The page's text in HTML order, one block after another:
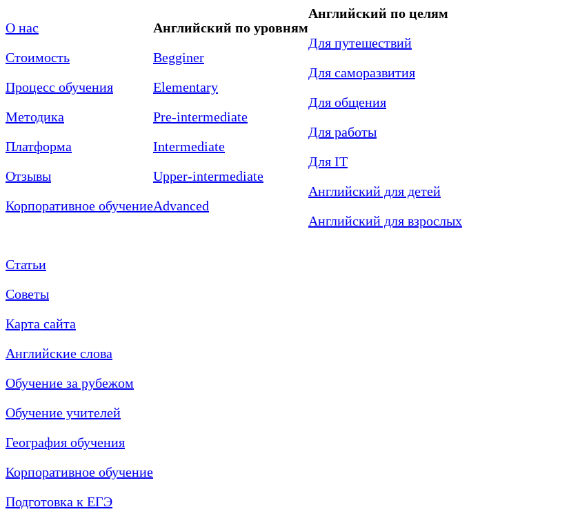
О нас
Стоимость
Процесс обучения
Методика
Платформа
Отзывы
Корпоративное обучение
Английский по уровням
Begginer
Elementary
Pre-intermediate
Intermediate
Upper-intermediate
Advanced
Английский по целям
Для путешествий
Для саморазвития
Для общения
Для работы
Для IT
Английский для детей
Английский для взрослых
Статьи
Советы
Карта сайта
Английские слова
Обучение за рубежом
Обучение учителей
География обучения
Корпоративное обучение
Подготовка к ЕГЭ